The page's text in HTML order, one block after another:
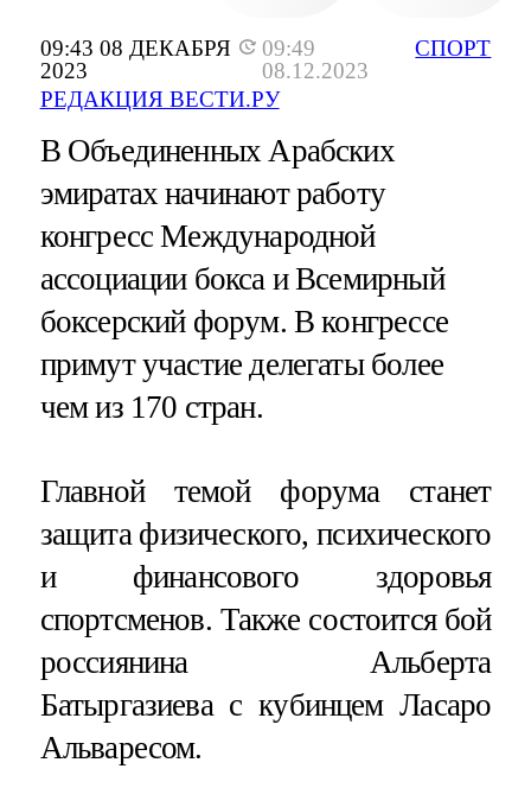
09:43 08 ДЕКАБРЯ
2023
09:49
08.12.2023
РЕДАКЦИЯ ВЕСТИ.РУ
СПОРТ
В Объединенных Арабских
эмиратах начинают работу
конгресс Международной
ассоциации бокса и Всемирный
боксерский форум. В конгрессе
примут участие делегаты более
чем из 170 стран.
Главной темой форума станет
защита физического, психического
и финансового здоровья
спортсменов. Также состоится бой
россиянина Альберта
Батыргазиева с кубинцем Ласаро
Альваресом.